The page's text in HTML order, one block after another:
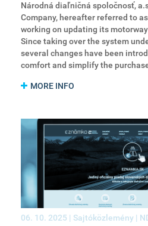
Národná diaľničná spoločnosť,
Company, hereafter referred to
working on updating its
Since taking over the system
several changes have been
comfort and simplify the
MORE INFO
06. 10. 2025 | Sajtóközlemény |